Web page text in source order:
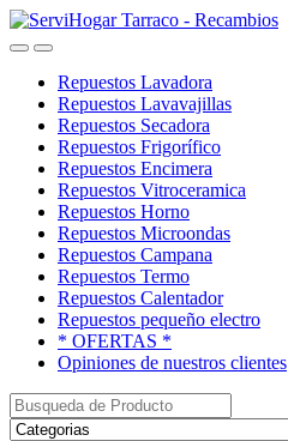
Saltar
a
saltar
al
OpenClose
Repuestos Lavadora
Repuestos Lavavajillas
Repuestos Secadora
Repuestos Frigorífico
Repuestos Encimera
Repuestos Vitroceramica
Repuestos Horno
Repuestos Microondas
Repuestos Campana
Repuestos Termo
Repuestos Calentador
Repuestos pequeño electro
* OFERTAS *
Opiniones de nuestros clientes
Buscar: